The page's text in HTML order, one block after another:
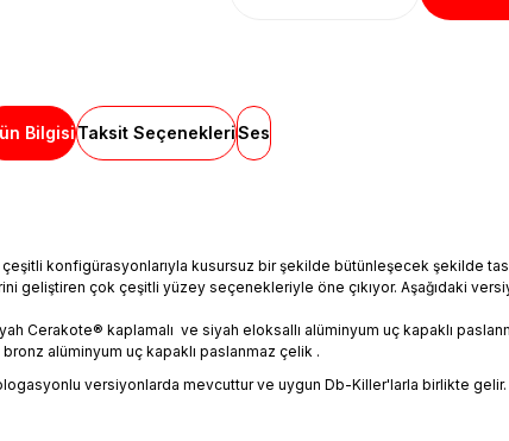
BilgisiTaksit SeçenekleriSes
konfigürasyonlarıyla kusursuz bir şekilde bütünleşecek şekilde
geliştiren çok çeşitli yüzey seçenekleriyle öne çıkıyor. Aşağıdaki
Cerakote® kaplamalı ve siyah eloksallı alüminyum uç kapaklı
alüminyum uç kapaklı paslanmaz çelik .
versiyonlarda mevcuttur ve uygun Db-Killer'larla birlikte gelir.